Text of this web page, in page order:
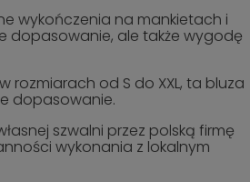
wykończenia na mankietach i
dopasowanie, ale także wygodę
rozmiarach od S do XXL, ta bluza
dopasowanie.
szwalni przez polską firmę
wykonania z lokalnym